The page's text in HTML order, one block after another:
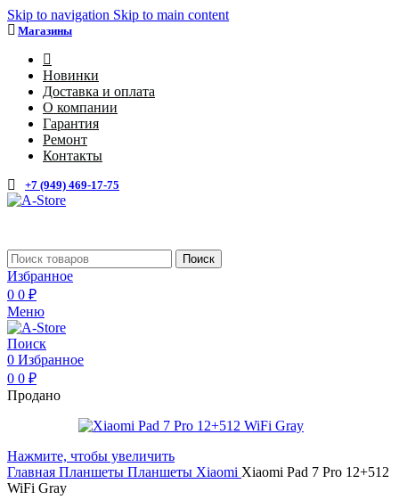
Skip to navigation Skip to main content
Магазины
Новинки
Доставка и оплата
О компании
Гарантия
Ремонт
Контакты
+7 (949) 469-17-75
Поиск
Избранное
0 0 ₽
Меню
Поиск
0 Избранное
0 0 ₽
Продано
Нажмите, чтобы увеличить
Главная Планшеты Планшеты Xiaomi Xiaomi Pad 7 Pro 12+512
WiFi Gray